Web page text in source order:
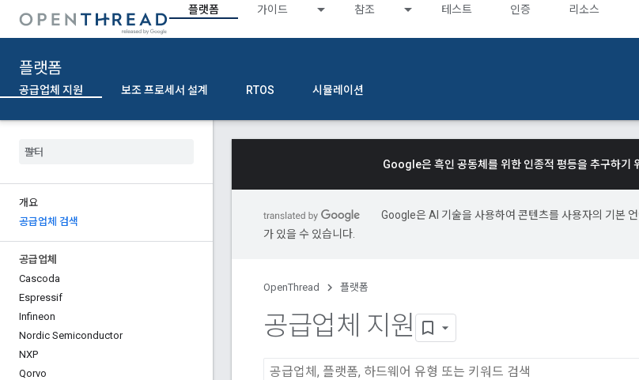
플랫폼 가이드 참조 테스트 인증 리소스
플랫폼
공급업체 지원 보조 프로세서 설계 RTOS 시뮬레이션
개요
공급업체 검색
공급업체
Cascoda
Espressif
Infineon
Nordic Semiconductor
NXP
Qorvo
Google은 흑인 공동체를 위한 인종적 평등을 추구하기
Google은 AI 기술을 사용하여 콘텐츠를 사용자의 기본
가 있을 수 있습니다.
OpenThread 플랫폼
공급업체 지원